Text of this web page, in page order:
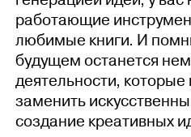
работающие
любимые книги. И
будущем останется
деятельности,
заменить
создание креативных